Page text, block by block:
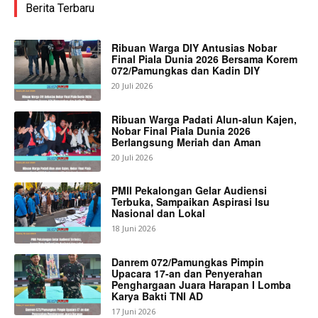
Berita Terbaru
Ribuan Warga DIY Antusias Nobar
Final Piala Dunia 2026 Bersama Korem
072/Pamungkas dan Kadin DIY
20 Juli 2026
Ribuan Warga Padati Alun-alun Kajen,
Nobar Final Piala Dunia 2026
Berlangsung Meriah dan Aman
20 Juli 2026
PMII Pekalongan Gelar Audiensi
Terbuka, Sampaikan Aspirasi Isu
Nasional dan Lokal
18 Juni 2026
Danrem 072/Pamungkas Pimpin
Upacara 17-an dan Penyerahan
Penghargaan Juara Harapan I Lomba
Karya Bakti TNI AD
17 Juni 2026